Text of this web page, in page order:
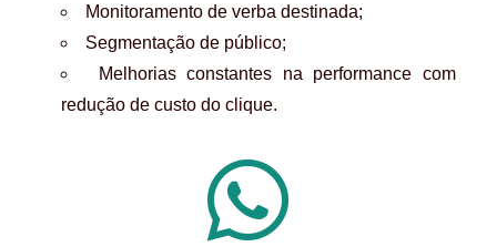
Monitoramento de verba destinada;
Segmentação de público;
Melhorias constantes na performance com
redução de custo do clique.